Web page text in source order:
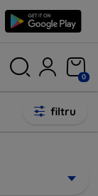
0
filtru